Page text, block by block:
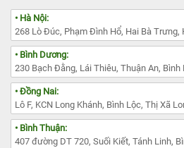
• Hà Nội:
268 Lò Đúc, Phạm Đình Hổ, Hai Bà Trưng,
• Bình Dương:
230 Bạch Đằng, Lái Thiêu, Thuận An, Bình
• Đồng Nai:
Lô F, KCN Long Khánh, Bình Lộc, Thị Xã
• Bình Thuận:
407 đường DT 720, Suối Kiết, Tánh Linh,